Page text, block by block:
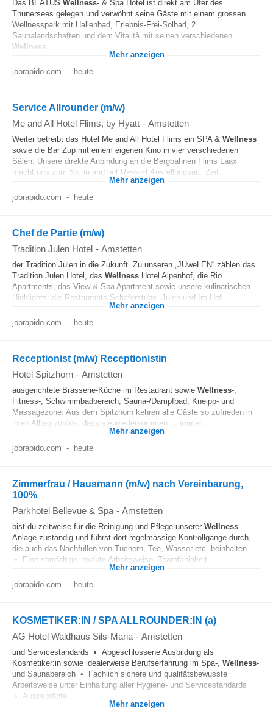
Das BEATUS Wellness- & Spa Hotel ist direkt am Ufer des
Thunersees gelegen und verwöhnt seine Gäste mit einem grossen
Wellnesspark mit Hallenbad, Erlebnis-Frei-Solbad, 2
Saunalandschaften und dem Vitalità mit seinen verschiedenen
Wellness
Mehr anzeigen
jobrapido.com - heute
Service Allrounder (m/w)
Me and All Hotel Flims, by Hyatt - Amstetten
Weiter betreibt das Hotel Me and All Hotel Flims ein SPA & Wellness
sowie die Bar Zup mit einem eigenen Kino in vier verschiedenen
Sälen. Unsere direkte Anbindung an die Bergbahnen Flims Laax
macht uns zum Ski in and out Ressort Anstellungsart: Zeit...
Mehr anzeigen
jobrapido.com - heute
Chef de Partie (m/w)
Tradition Julen Hotel - Amstetten
der Tradition Julen in die Zukunft. Zu unseren „JUweLEN“ zählen das
Tradition Julen Hotel, das Wellness Hotel Alpenhof, die Rio
Apartments, das View & Spa Apartment sowie unsere kulinarischen
Highlights: die Restaurants Schäferstube, Julen und Im Hof...
Mehr anzeigen
jobrapido.com - heute
Receptionist (m/w) Receptionistin
Hotel Spitzhorn - Amstetten
ausgerichtete Brasserie-Küche im Restaurant sowie Wellness-,
Fitness-, Schwimmbadbereich, Sauna-/Dampfbad, Kneipp- und
Massagezone. Aus dem Spitzhorn kehren alle Gäste so zufrieden in
ihren Alltag zurück, dass sie wiederkommen ... immer...
Mehr anzeigen
jobrapido.com - heute
Zimmerfrau / Hausmann (m/w) nach Vereinbarung,
100%
Parkhotel Bellevue & Spa - Amstetten
bist du zeitweise für die Reinigung und Pflege unserer Wellness-
Anlage zuständig und führst dort regelmässige Kontrollgänge durch,
die auch das Nachfüllen von Tüchern, Tee, Wasser etc. beinhalten
• Eine sorgfältige, exakte Arbeitsweise, Teamfähigkeit...
Mehr anzeigen
jobrapido.com - heute
KOSMETIKER:IN / SPA ALLROUNDER:IN (a)
AG Hotel Waldhaus Sils-Maria - Amstetten
und Servicestandards • Abgeschlossene Ausbildung als
Kosmetiker:in sowie idealerweise Berufserfahrung im Spa-, Wellness-
und Saunabereich • Fachlich sichere und qualitätsbewusste
Arbeitsweise unter Einhaltung aller Hygiene- und Servicestandards
• Ausgeprägte...
Mehr anzeigen